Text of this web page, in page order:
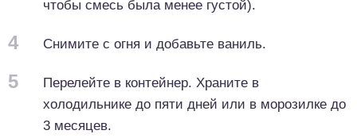
чтобы смесь была менее густой).
4 Снимите с огня и добавьте ваниль.
5
Перелейте в контейнер. Храните в
холодильнике до пяти дней или в морозилке до
3 месяцев.